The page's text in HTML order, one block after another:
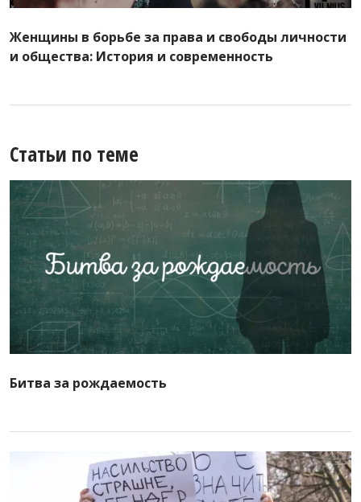
Женщины в борьбе за права и свободы личности
и общества: История и современность
Статьи по теме
Битва за рождаемость